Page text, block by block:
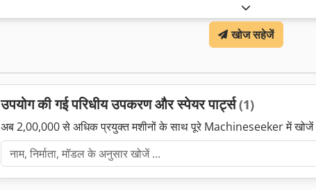
खोज सहेजें
उपयोग की गई परिधीय उपकरण और स्पेयर पार्ट्स(1)
अब 2,00,000 से अधिक प्रयुक्त मशीनों के साथ पूरे Machineseeker में